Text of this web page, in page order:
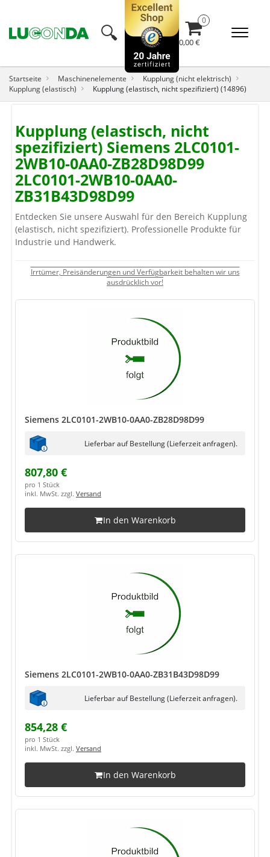
🔍︎ 0,00 €
Startseite Maschinenelemente
Kupplung (nicht elektrisch)
Kupplung (elastisch)
Kupplung (elastisch, nicht spezifiziert) (14896)
Kupplung (elastisch, nicht
spezifiziert) Siemens 2LC0101-
2WB10-0AA0-ZB28D98D99
2LC0101-2WB10-0AA0-
ZB31B43D98D99
Entdecken Sie unsere Auswahl für den Bereich Kupplung
(elastisch, nicht spezifiziert). Professionelle Produkte für
Industrie und Handwerk.
Irrtümer, Preisänderungen und Verfügbarkeit behalten wir uns
ausdrücklich vor!
Siemens 2LC0101-2WB10-0AA0-ZB28D98D99
Lieferbar auf Bestellung (Lieferzeit anfragen).
807,80 €
pro 1 Stück
inkl. MwSt. zzgl. Versand
In den Warenkorb
Siemens 2LC0101-2WB10-0AA0-ZB31B43D98D99
Lieferbar auf Bestellung (Lieferzeit anfragen).
854,28 €
pro 1 Stück
inkl. MwSt. zzgl. Versand
In den Warenkorb